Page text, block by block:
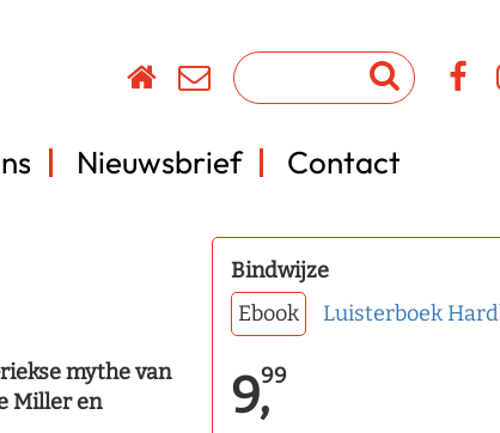
Nieuwsbrief Contact
mythe van
Miller en
Bindwijze
Ebook
Luisterboek
9,99